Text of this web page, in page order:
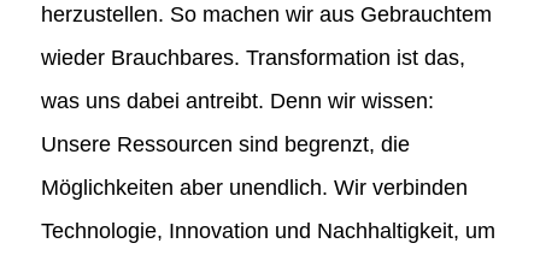
herzustellen. So machen wir aus Gebrauchtem
wieder Brauchbares. Transformation ist das,
was uns dabei antreibt. Denn wir wissen:
Unsere Ressourcen sind begrenzt, die
Möglichkeiten aber unendlich. Wir verbinden
Technologie, Innovation und Nachhaltigkeit, um